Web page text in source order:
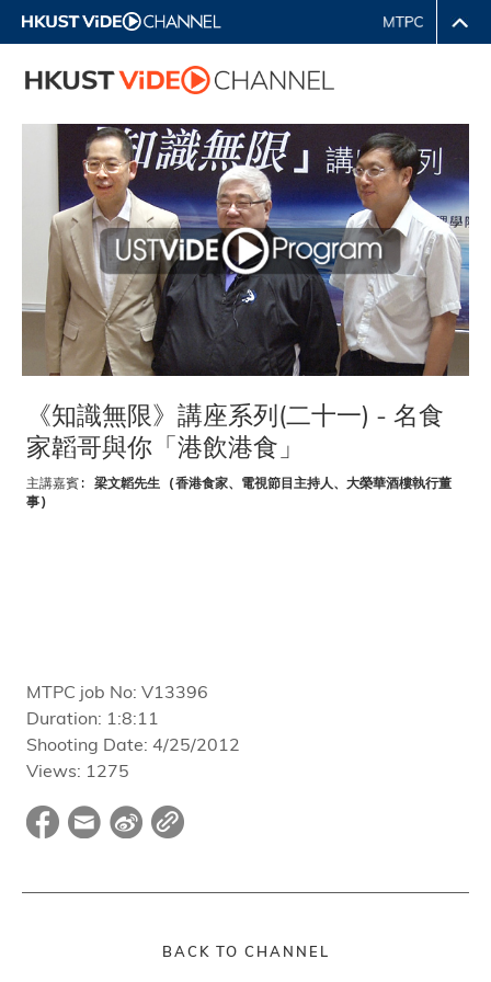
《知識無限》講座系列(二十一) - 名食
家韜哥與你「港飲港食」
主講嘉賓 : 梁文韜先生 (香港食家、電視節目主持人、大榮華酒樓執行董
事)
MTPC job No: V13396
Duration: 1:8:11
Shooting Date: 4/25/2012
Views: 1275
BACK TO CHANNEL